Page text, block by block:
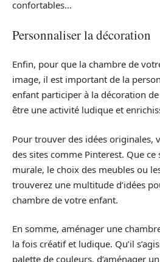
confortables…
Personnaliser la décoration
Enfin, pour que la chambre de
image, il est important de la
enfant participer à la décoration
être une activité ludique et
Pour trouver des idées originales,
des sites comme Pinterest. Que
murale, le choix des meubles ou
trouverez une multitude d’idées
chambre de votre enfant.
En somme, aménager une
la fois créatif et ludique. Qu’il
palette de couleurs, d’aménager